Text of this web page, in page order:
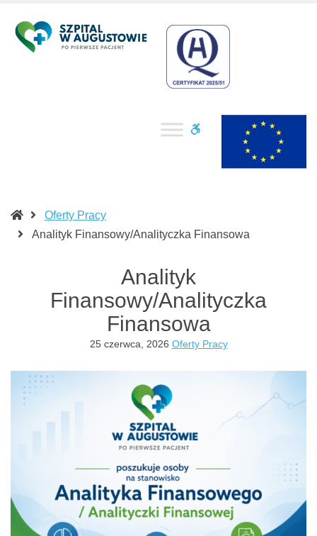
Augustów
Publiczny
Zakład
WCAG
Oferty Pracy
Analityk Finansowy/Analityczka Finansowa
Analityk
Finansowy/Analityczka
Finansowa
25 czerwca, 2026 Oferty Pracy